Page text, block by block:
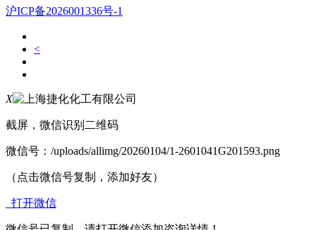
沪ICP备2026001336号-1
<
X
截屏，微信识别二维码
微信号： /uploads/allimg/20260104/1-2601041G201593.png
（点击微信号复制，添加好友）
打开微信